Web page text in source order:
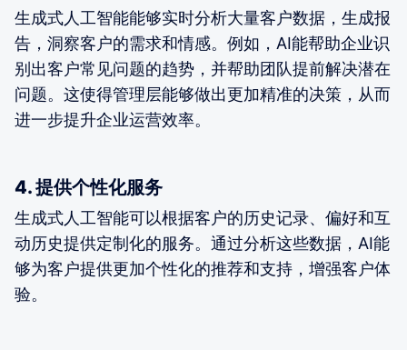
生成式人工智能能够实时分析大量客户数据，生成报
告，洞察客户的需求和情感。例如，AI能帮助企业识
别出客户常见问题的趋势，并帮助团队提前解决潜在
问题。这使得管理层能够做出更加精准的决策，从而
进一步提升企业运营效率。
4. 提供个性化服务
生成式人工智能可以根据客户的历史记录、偏好和互
动历史提供定制化的服务。通过分析这些数据，AI能
够为客户提供更加个性化的推荐和支持，增强客户体
验。